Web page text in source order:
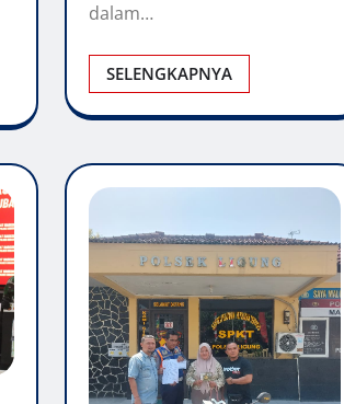
dalam…
SELENGKAPNYA